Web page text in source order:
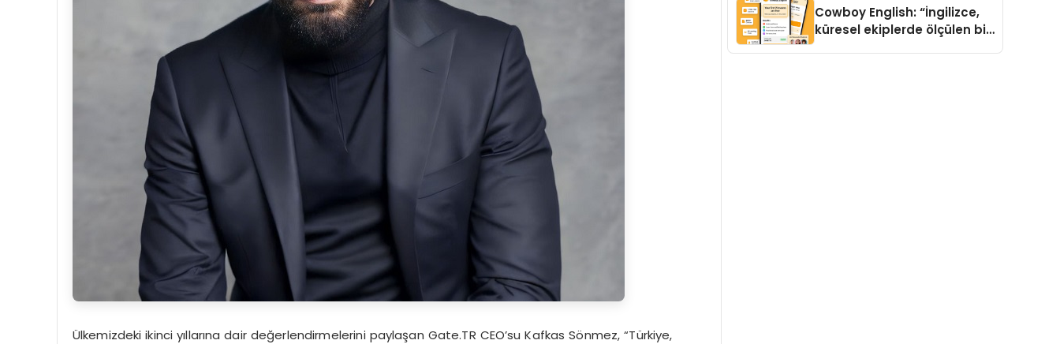
Ülkemizdeki ikinci yıllarına dair değerlendirmelerini paylaşan Gate.TR CEO’su Kafkas Sönmez, “Türkiye,
Cowboy English: “İngilizce,
küresel ekiplerde ölçülen bir